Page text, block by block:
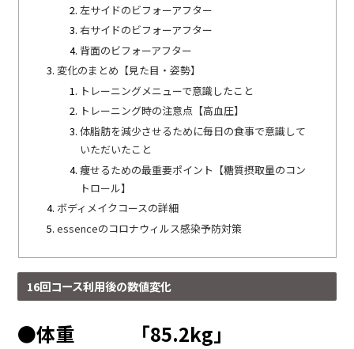
左サイドのビフォーアフター
右サイドのビフォーアフター
背面のビフォーアフター
変化のまとめ【見た目・姿勢】
トレーニングメニューで意識したこと
トレーニング時の注意点【高血圧】
体脂肪を減少させるために毎日の食事で意識して
いただいたこと
痩せるための最重要ポイント【糖質摂取量のコン
トロール】
ボディメイクコースの詳細
essenceのコロナウィルス感染予防対策
16回コース利用後の数値変化
●体重 「85.2kg」